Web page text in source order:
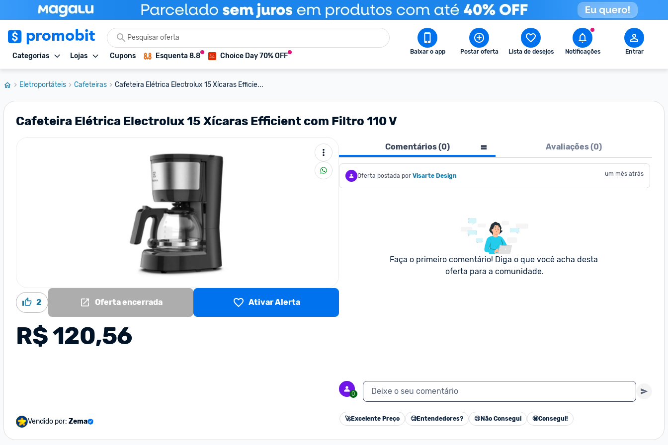
Categorias Lojas Cupons Esquenta 8.8 Choice Day 70% OFF Baixar o app Postar oferta Lista de desejos Notificações Entrar
Eletroportáteis Cafeteiras Cafeteira Elétrica Electrolux 15 Xícaras Efficie...
Cafeteira Elétrica Electrolux 15 Xícaras Efficient com Filtro 110 V
2 Oferta encerrada Ativar Alerta
R$ 120,56
Vendido por: Zema
Comentários (0) Avaliações (0)
Oferta postada por Visarte Design um mês atrás
Faça o primeiro comentário! Diga o que você acha desta
oferta para a comunidade.
0 Deixe o seu comentário
🚀Excelente Preço 🧐Entendedores? 😢 Não Consegui 🤩Consegui!